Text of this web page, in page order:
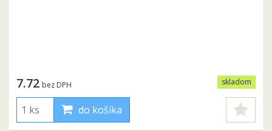
skladom
7.72 bez DPH
do košíka